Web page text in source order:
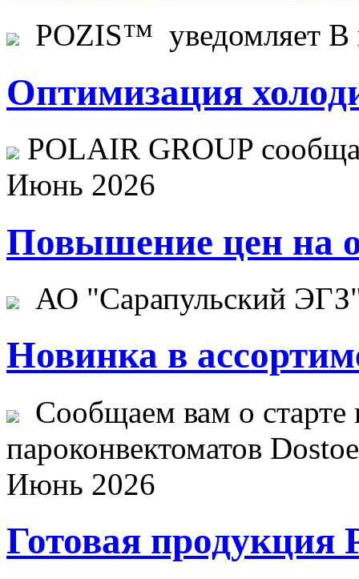
POZIS™ уведомляет В
Оптимизация
POLAIR GROUP
Июнь 2026
Повышение цен на
АО "Сарапульский
Новинка в
Сообщаем вам о старте
пароконвектоматов
Июнь 2026
Готовая продукция